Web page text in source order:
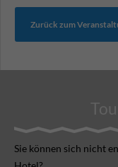
Zurück zum
Sie können sich nicht